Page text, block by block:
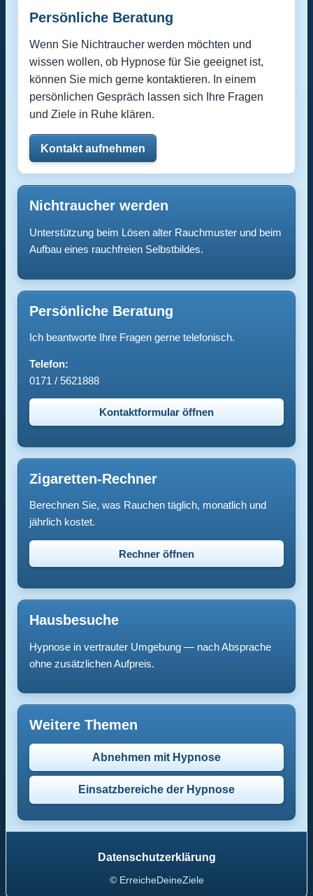
Persönliche Beratung
Wenn Sie Nichtraucher werden möchten und
wissen wollen, ob Hypnose für Sie geeignet ist,
können Sie mich gerne kontaktieren. In einem
persönlichen Gespräch lassen sich Ihre Fragen
und Ziele in Ruhe klären.
Kontakt aufnehmen
Nichtraucher werden
Unterstützung beim Lösen alter Rauchmuster und beim
Aufbau eines rauchfreien Selbstbildes.
Persönliche Beratung
Ich beantworte Ihre Fragen gerne telefonisch.
Telefon:
0171 / 5621888
Kontaktformular öffnen
Zigaretten-Rechner
Berechnen Sie, was Rauchen täglich, monatlich und
jährlich kostet.
Rechner öffnen
Hausbesuche
Hypnose in vertrauter Umgebung — nach Absprache
ohne zusätzlichen Aufpreis.
Weitere Themen
Abnehmen mit Hypnose
Einsatzbereiche der Hypnose
Datenschutzerklärung
© ErreicheDeineZiele